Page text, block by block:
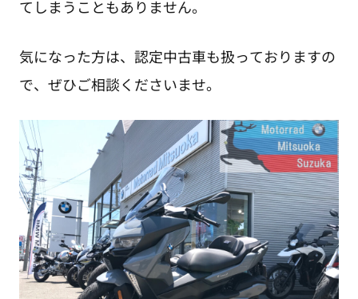
てしまうこともありません。
気になった方は、認定中古車も扱っておりますの
で、ぜひご相談くださいませ。